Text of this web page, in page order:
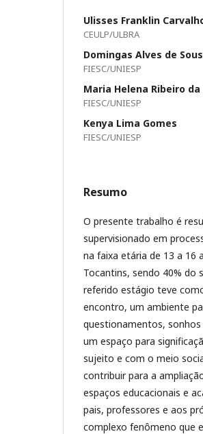
Ulisses Franklin
CEULP/ULBRA
Domingas Alves de
FIESC/UNIESP
Maria Helena Ribeiro da
FIESC/UNIESP
Kenya Lima Gomes
FIESC/UNIESP
Resumo
O presente trabalho é
supervisionado em
na faixa etária de 13 a 16
Tocantins, sendo 40% do
referido estágio teve
encontro, um ambiente
questionamentos,
um espaço para
sujeito e com o meio
contribuir para a
espaços educacionais e
pais, professores e aos
complexo fenômeno que